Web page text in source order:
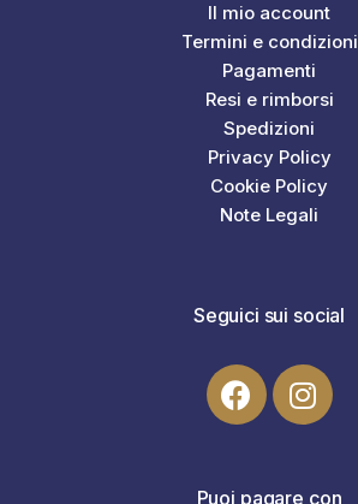
Il mio account
Termini e condizioni
Pagamenti
Resi e rimborsi
Spedizioni
Privacy Policy
Cookie Policy
Note Legali
Seguici sui social
Puoi pagare con